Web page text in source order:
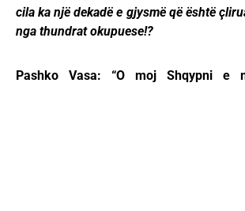
cila ka një dekadë e gjysmë që është
nga thundrat okupuese!?
Pashko Vasa: “O moj Shqypni e